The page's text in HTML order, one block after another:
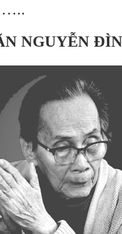
NGUYỄN